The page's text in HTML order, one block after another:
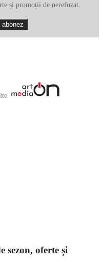
și promoții de nerefuzat.
sezon, oferte și